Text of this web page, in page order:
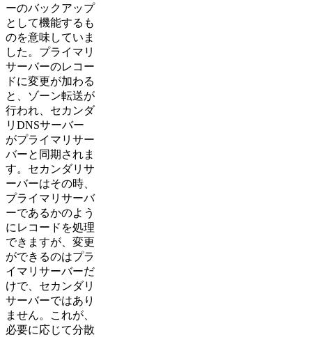
ーのバックアップ
として機能するも
のを意味していま
した。プライマリ
サーバーのレコー
ドに変更が加わる
と、ゾーン転送が
行われ、セカンダ
リDNSサーバー
がプライマリサー
バーと同期されま
す。セカンダリサ
ーバーはその時、
プライマリサーバ
ーであるかのよう
にレコードを処理
できますが、変更
ができるのはプラ
イマリサーバーだ
けで、セカンダリ
サーバーではあり
ません。これが、
必要に応じて分散